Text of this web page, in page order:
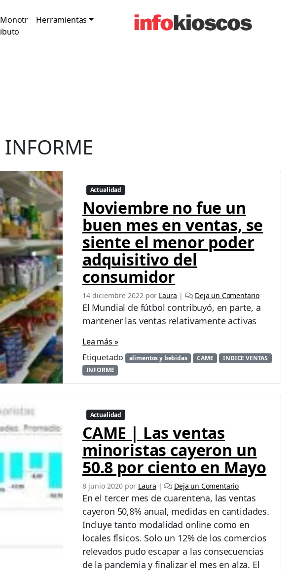
Monotr
ibuto
Herramientas
INFORME
Actualidad
Noviembre no fue un
buen mes en ventas, se
siente el menor poder
adquisitivo del
consumidor
14 diciembre 2022por Laura | Deja un Comentario
El Mundial de fútbol contribuyó, en parte, a
mantener las ventas relativamente activas
Lea más »
Etiquetado
alimentos y bebidas CAME
INDICE VENTAS
INFORME
Actualidad
CAME | Las ventas
minoristas cayeron un
50.8 por ciento en Mayo
8 junio 2020por Laura | Deja un Comentario
En el tercer mes de cuarentena, las ventas
cayeron 50,8% anual, medidas en cantidades.
Incluye tanto modalidad online como en
locales físicos. Solo un 12% de los comercios
relevados pudo escapar a las consecuencias
de la pandemia y finalizar el mes en alza. El